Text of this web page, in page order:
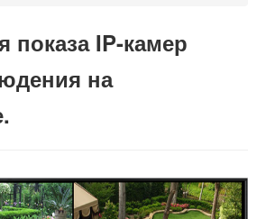
показа IP-камер
на